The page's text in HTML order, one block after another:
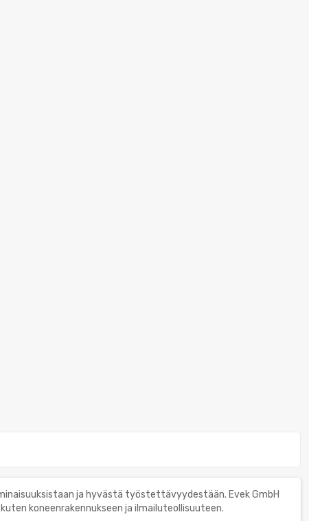
ja hyvästä työstettävyydestään. Evek GmbH
koneenrakennukseen ja ilmailuteollisuuteen.